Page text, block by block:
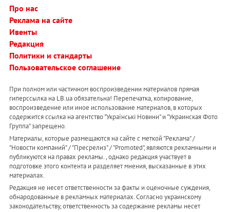
Про нас
Реклама на сайте
Ивенты
Редакция
Политики и стандарты
Пользовательское соглашение
При полном или частичном воспроизведении материалов прямая
гиперссылка на LB.ua обязательна! Перепечатка, копирование,
воспроизведение или иное использование материалов, в которых
содержится ссылка на агентство "Українськi Новини" и "Украинская Фото
Группа" запрещено.
Материалы, которые размещаются на сайте с меткой "Реклама" /
"Новости компаний" / "Пресрелиз" / "Promoted", являются рекламными и
публикуются на правах рекламы. , однако редакция участвует в
подготовке этого контента и разделяет мнения, высказанные в этих
материалах.
Редакция не несет ответственности за факты и оценочные суждения,
обнародованные в рекламных материалах. Согласно украинскому
законодательству, ответственность за содержание рекламы несет